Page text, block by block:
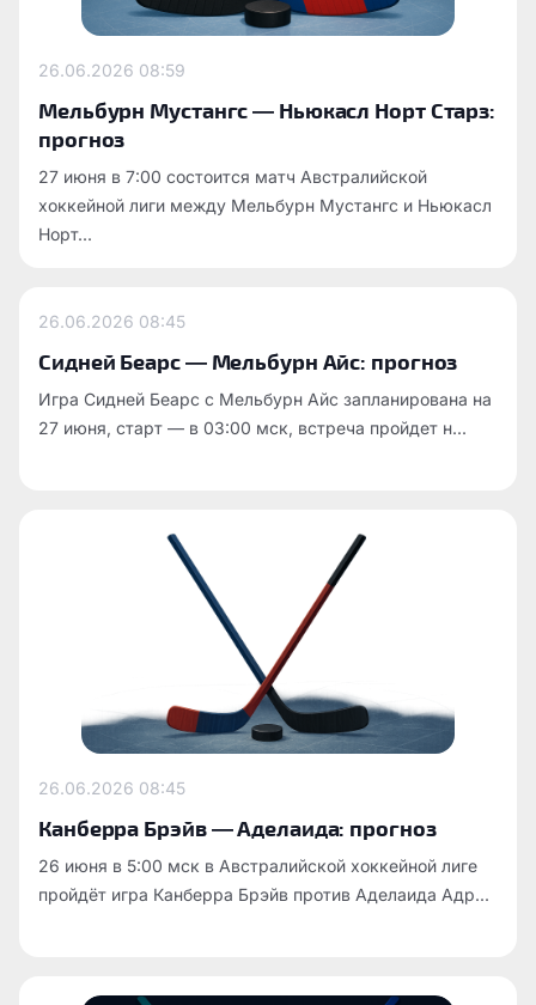
26.06.2026 08:59
Мельбурн Мустангс — Ньюкасл Норт Старз:
прогноз
27 июня в 7:00 состоится матч Австралийской
хоккейной лиги между Мельбурн Мустангс и Ньюкасл
Норт...
26.06.2026 08:45
Сидней Беарс — Мельбурн Айс: прогноз
Игра Сидней Беарс с Мельбурн Айс запланирована на
27 июня, старт — в 03:00 мск, встреча пройдет н...
26.06.2026 08:45
Канберра Брэйв — Аделаида: прогноз
26 июня в 5:00 мск в Австралийской хоккейной лиге
пройдёт игра Канберра Брэйв против Аделаида Адр...